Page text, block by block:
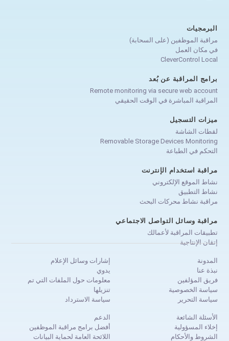
البرمجيات
مراقبة الموظفين (على السحابة)
في مكان العمل
CleverControl Local
برامج المراقبة عن بُعد
Remote monitoring via secure web account
المراقبة المباشرة في الوقت الحقيقي
ميزات التسجيل
لقطات الشاشة
Removable Storage Devices Monitoring
التحكم في الطباعة
مراقبة استخدام الإنترنت
نشاط الموقع الإلكتروني
نشاط التطبيق
مراقبة نشاط محركات البحث
مراقبة وسائل التواصل الاجتماعي
تطبيقات المراقبة لأعمالك
إتقان الإنتاجية
المدونة
نبذة عنا
فريق المؤلفين
سياسة الخصوصية
سياسة التحرير
إشارات وسائل الإعلام
يدوي
معلومات حول الملفات التي تم
تنزيلها
سياسة الاسترداد
الأسئلة الشائعة
إخلاء المسؤولية
الشروط والأحكام
الدعم
أفضل برامج مراقبة الموظفين
اللائحة العامة لحماية البيانات